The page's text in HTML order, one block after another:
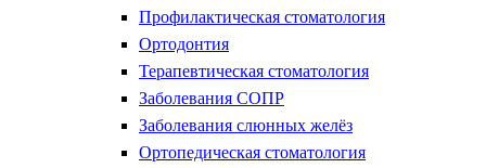
Профилактическая стоматология
Ортодонтия
Терапевтическая стоматология
Заболевания СОПР
Заболевания слюнных желёз
Ортопедическая стоматология